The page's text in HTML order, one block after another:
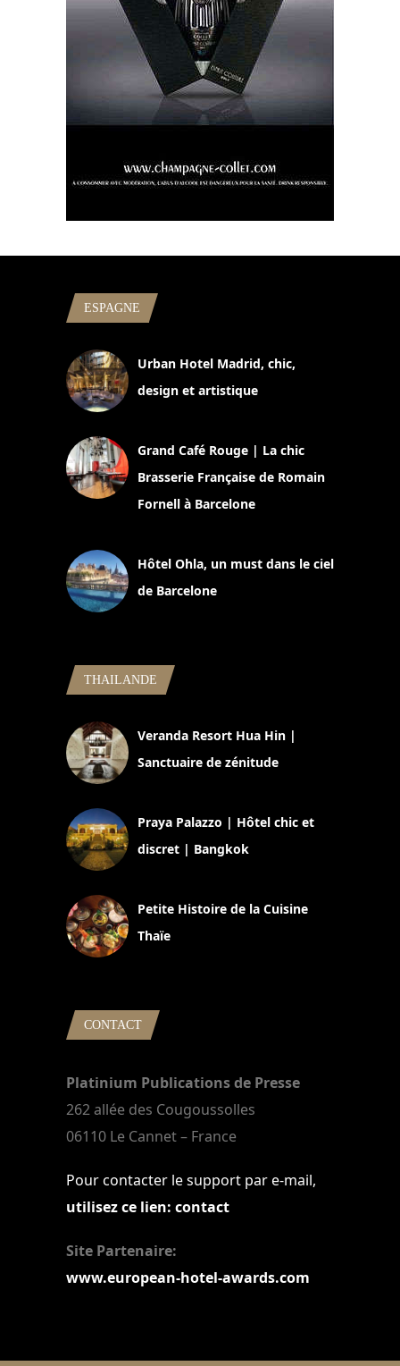
ESPAGNE
Urban Hotel Madrid, chic,
design et artistique
Grand Café Rouge | La chic
Brasserie Française de Romain
Fornell à Barcelone
Hôtel Ohla, un must dans le ciel
de Barcelone
THAILANDE
Veranda Resort Hua Hin |
Sanctuaire de zénitude
Praya Palazzo | Hôtel chic et
discret | Bangkok
Petite Histoire de la Cuisine
Thaïe
CONTACT
Platinium Publications de Presse
262 allée des Cougoussolles
06110 Le Cannet – France
Pour contacter le support par e-mail,
utilisez ce lien: contact
Site Partenaire:
www.european-hotel-awards.com